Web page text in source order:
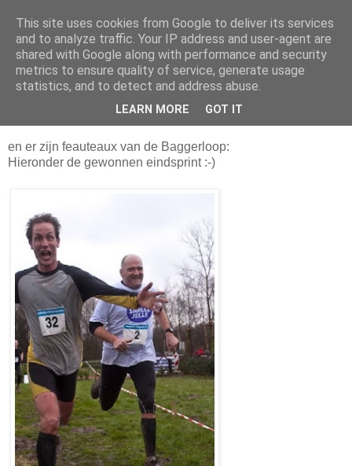
Da_Blog
You don't put a bumpersticker on a Bentley
maandag, februari 28, 2011
en er zijn feauteaux van de Baggerloop:
Hieronder de gewonnen eindsprint :-)
This site uses cookies from Google to deliver its services
and to analyze traffic. Your IP address and user-agent are
shared with Google along with performance and security
metrics to ensure quality of service, generate usage
statistics, and to detect and address abuse.
LEARN MORE GOT IT